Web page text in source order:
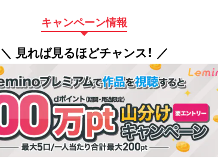
キャンペーン情報
＼ 見れば見るほどチャンス！ ／